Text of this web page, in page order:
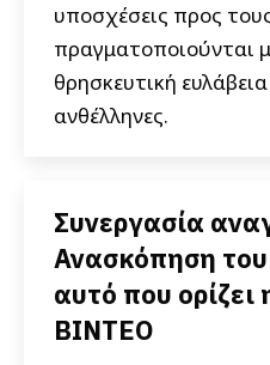
υποσχέσεις προς
πραγματοποιούνται
θρησκευτική
ανθέλληνες.
Συνεργασία
Ανασκόπηση
αυτό που ορίζει
ΒΙΝΤΕΟ